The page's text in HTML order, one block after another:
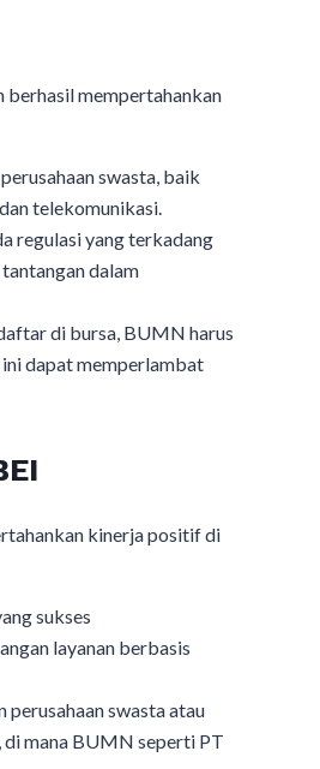
berhasil mempertahankan
swasta, baik
telekomunikasi.
regulasi yang terkadang
dalam
di bursa, BUMN harus
dapat memperlambat
kinerja positif di
sukses
layanan berbasis
perusahaan swasta atau
di mana BUMN seperti PT